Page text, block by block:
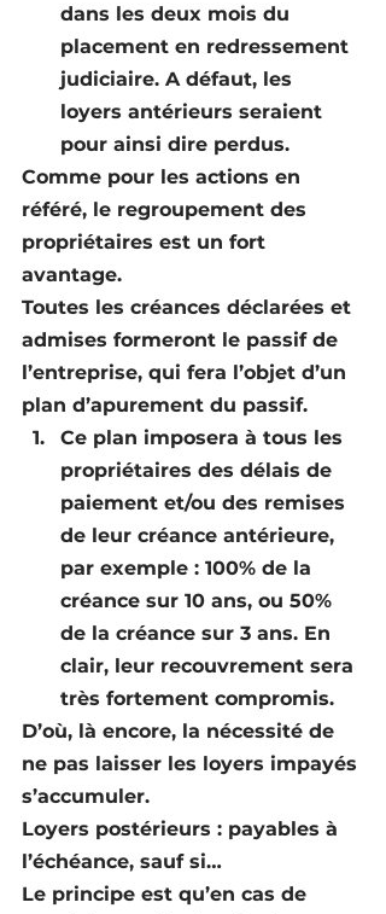
dans les deux mois du
placement en redressement
judiciaire. A défaut, les
loyers antérieurs seraient
pour ainsi dire perdus.
Comme pour les actions en
référé, le regroupement des
propriétaires est un fort
avantage.
Toutes les créances déclarées et
admises formeront le passif de
l’entreprise, qui fera l’objet d’un
plan d’apurement du passif.
Ce plan imposera à tous les
propriétaires des délais de
paiement et/ou des remises
de leur créance antérieure,
par exemple : 100% de la
créance sur 10 ans, ou 50%
de la créance sur 3 ans. En
clair, leur recouvrement sera
très fortement compromis.
D’où, là encore, la nécessité de
ne pas laisser les loyers impayés
s’accumuler.
Loyers postérieurs : payables à
l’échéance, sauf si…
Le principe est qu’en cas de